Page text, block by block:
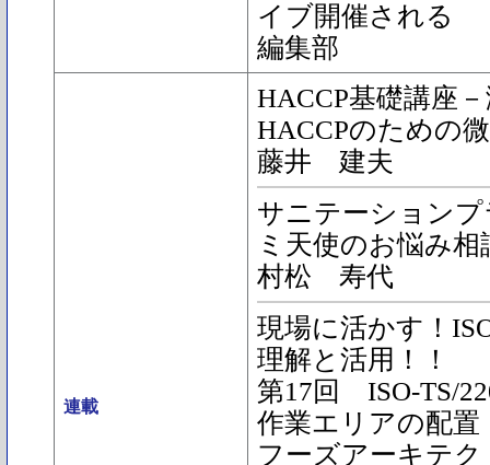
イブ開催される
編集部
連載
HACCP基礎講座
HACCPのための
藤井 建夫
サニテーション
ミ天使のお悩み相
村松 寿代
現場に活かす！
理解と活用！！
第17回 ISO-TS/
作業エリアの配置
フーズアーキテ